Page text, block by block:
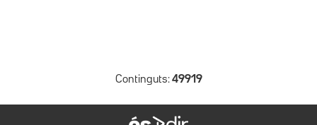
Continguts: 49919